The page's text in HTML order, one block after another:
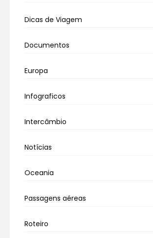
Dicas de Viagem
Documentos
Europa
Infograficos
Intercâmbio
Notícias
Oceania
Passagens aéreas
Roteiro